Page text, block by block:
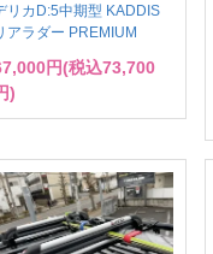
リカD:5中期型 KADDIS
アラダー PREMIUM
円(税込73,700
)